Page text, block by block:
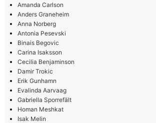
Amanda Carlson
Anders Graneheim
Anna Norberg
Antonia Pesevski
Binais Begovic
Carina Isaksson
Cecilia Benjaminson
Damir Trokic
Erik Gunhamn
Evalinda Aarvaag
Gabriella Sporrefält
Homan Meshkat
Isak Melin